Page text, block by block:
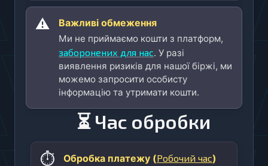
⚠️
Важливі обмеження
Ми не приймаємо кошти з платформ,
заборонених для нас. У разі
виявлення ризиків для нашої біржі, ми
можемо запросити особисту
інформацію та утримати кошти.
⏳ Час обробки
⏱️ Обробка платежу (Робочий час)